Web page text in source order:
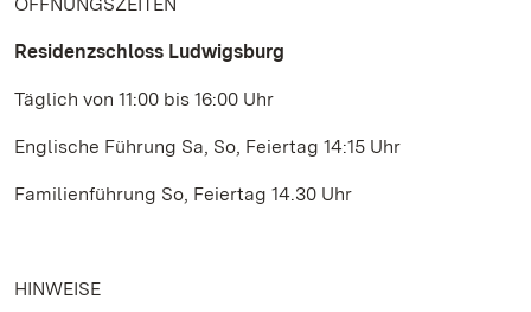
Residenzschloss Ludwigsburg
Täglich von 11:00 bis 16:00 Uhr
Englische Führung Sa, So, Feiertag 14:15 Uhr
Familienführung So, Feiertag 14.30 Uhr
HINWEISE